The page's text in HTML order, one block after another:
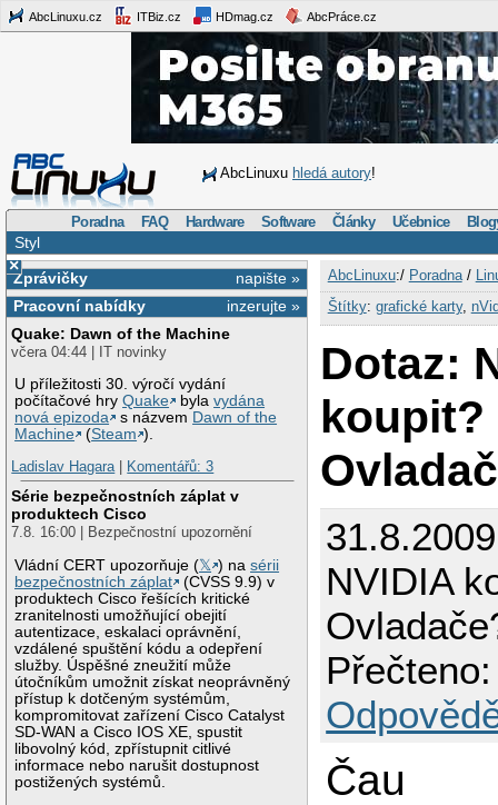
AbcLinuxu.cz ITBiz.cz HDmag.cz AbcPráce.cz
AbcLinuxu hledá autory!
Poradna FAQ Hardware Software Články Učebnice
Styl
×
napište »
Zprávičky
inzerujte »
Pracovní nabídky
Quake: Dawn of the Machine
včera 04:44 | IT novinky
U příležitosti 30. výročí vydání
počítačové hryQuake bylavydána
nová epizoda
s názvem Dawn of the
Machine
(Steam ).
Ladislav Hagara| Komentářů: 3
Série bezpečnostních záplat v
produktech Cisco
7.8. 16:00 | Bezpečnostní upozornění
Vládní CERT upozorňuje (𝕏 ) nasérii
bezpečnostních záplat
(CVSS 9.9) v
produktech Cisco řešících kritické
zranitelnosti umožňující obejití
autentizace, eskalaci oprávnění,
vzdálené spuštění kódu a odepření
služby. Úspěšné zneužití může
útočníkům umožnit získat neoprávněný
přístup k dotčeným systémům,
kompromitovat zařízení Cisco Catalyst
SD-WAN a Cisco IOS XE, spustit
libovolný kód, zpřístupnit citlivé
informace nebo narušit dostupnost
postižených systémů.
AbcLinuxu:/ Poradna/
Štítky: grafické karty,
Dotaz:
koupit?
NVIDIA
Čau